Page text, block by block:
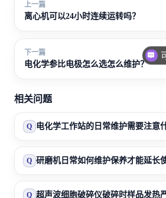
上一篇
离心机可以24小时连续运转吗？
下一篇
电化学参比电极怎么选怎么维护？
相关问题
Q 电化学工作站的日常维护需要注意
Q 研磨机日常如何维护保养才能延长
Q 超声波细胞破碎仪破碎时样品发热